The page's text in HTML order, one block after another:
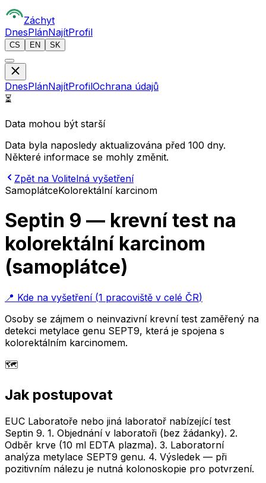
Záchyt
DnesPlánNajítProfil
CS EN SK
DnesPlánNajítProfilOchrana údajů
⏳
Data mohou být starší
Data byla naposledy aktualizována před 100 dny.
Některé informace se mohly změnit.
Zpět na Volitelná vyšetření
SamoplátceKolorektální karcinom
Septin 9 — krevní test na
kolorektální karcinom
(samoplátce)
📍 Kde na vyšetření(1 pracoviště v celé ČR)
Osoby se zájmem o neinvazivní krevní test zaměřený na
detekci metylace genu SEPT9, která je spojena s
kolorektálním karcinomem.
🗺️
Jak postupovat
EUC Laboratoře nebo jiná laboratoř nabízející test
Septin 9. 1. Objednání v laboratoři (bez žádanky). 2.
Odběr krve (10 ml EDTA plazma). 3. Laboratorní
analýza metylace SEPT9 genu. 4. Výsledek — při
pozitivním nálezu je nutná kolonoskopie pro potvrzení.